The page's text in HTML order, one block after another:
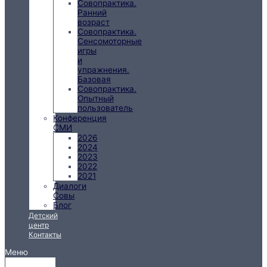
Совопрактика.
Ранний
возраст
Совопрактика.
Сенсомоторные
игры
и
упражнения.
Базовая
Совопрактика.
Опытный
пользователь
Конференция
СМИ
2026
2024
2023
2022
2021
Диалоги
Совы
Блог
Детский
центр
Контакты
Меню